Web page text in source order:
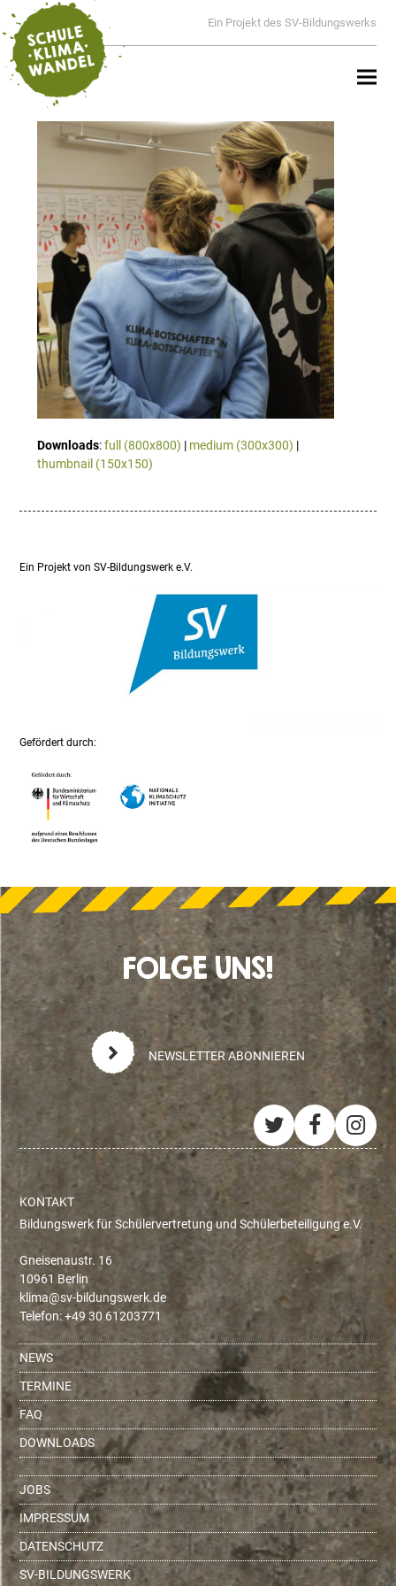
Ein Projekt des SV-Bildungswerks
Downloads:full (800x800) | medium (300x300) |
thumbnail (150x150)
Ein Projekt von SV-Bildungswerk e.V.
Gefördert durch:
FOLGE UNS!
NEWSLETTER ABONNIEREN
Twitter
KONTAKT
Bildungswerk für Schülervertretung und Schülerbeteiligung e.V.
Gneisenaustr. 16
10961 Berlin
ed.krewsgnudlib-vs@amilk
Telefon: +49 30 61203771
NEWS
TERMINE
FAQ
DOWNLOADS
JOBS
IMPRESSUM
DATENSCHUTZ
SV-BILDUNGSWERK